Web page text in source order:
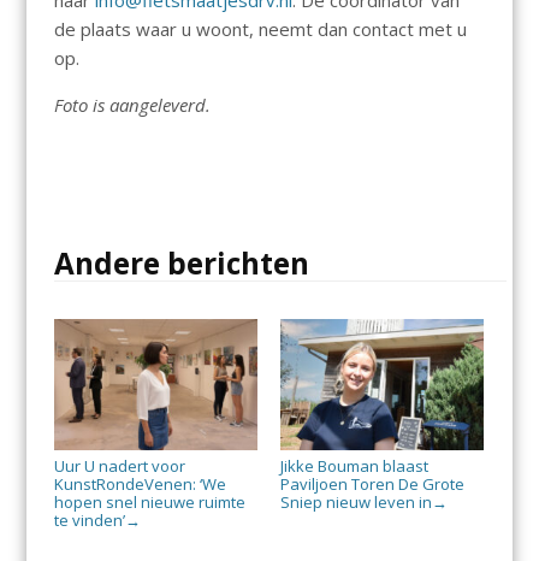
de plaats waar u woont, neemt dan contact met u
op.
Foto is aangeleverd.
Andere berichten
Uur U nadert voor
KunstRondeVenen: ‘We
hopen snel nieuwe ruimte
te vinden’→
Jikke Bouman blaast
Paviljoen Toren De Grote
Sniep nieuw leven in →